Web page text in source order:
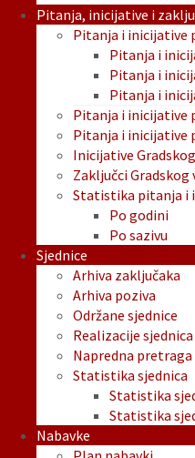
Pitanja, inicijative i
Pitanja i inicijative
Pitanja i
Pitanja i
Pitanja i
Pitanja i inicijative
Pitanja i inicijative
Inicijative
Zaključci Gradskog
Statistika pitanja i
Po godini
Po sazivu
Sjednice
Arhiva zaključaka
Arhiva poziva
Održane sjednice
Realizacije sjednica
Napredna pretraga
Statistika sjednica
Statistika
Statistika
Nabavke